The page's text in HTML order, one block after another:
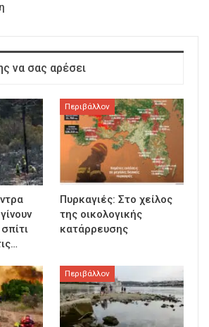
να σας αρέσει
Περιβάλλον
Πυρκαγιές: Στο χείλος
της οικολογικής
κατάρρευσης
Περιβάλλον